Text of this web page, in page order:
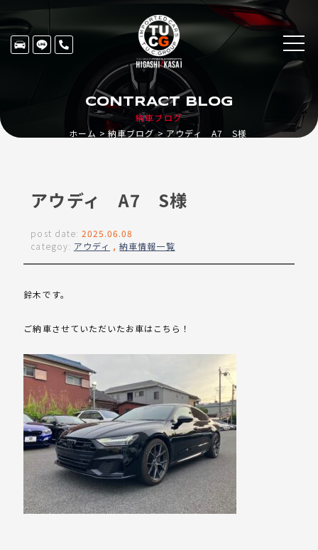
納車ブログ
CONTRACT BLOG
ホーム 納車ブログ アウディ A7 S様
アウディ A7 S様
post date: 2025.06.08
categoy: アウディ ,納車情報一覧
鈴木です。
ご納車させていただいたお車はこちら！